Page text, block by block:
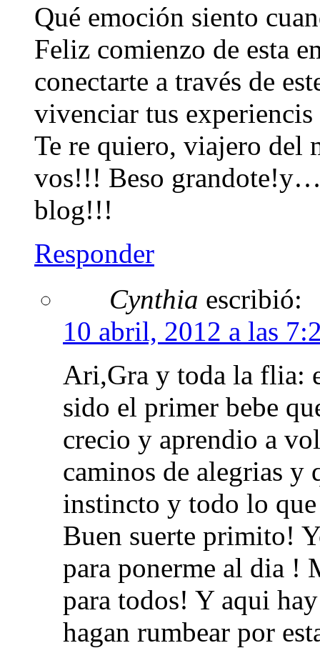
Qué emoción siento
Feliz comienzo de esta
conectarte a través de
vivenciar tus
Te re quiero, viajero del
vos!!! Beso
blog!!!
Responder
Cynthia escribió:
10 abril, 2012 a las
Ari,Gra y toda la flia:
sido el primer bebe
crecio y aprendio a
caminos de alegrias y
instincto y todo lo
Buen suerte primito!
para ponerme al dia !
para todos! Y aqui
hagan rumbear por